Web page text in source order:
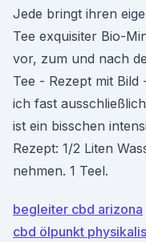
Jede bringt ihren
Tee exquisiter Bio-
vor, zum und nach
Tee - Rezept mit
ich fast
ist ein bisschen
Rezept: 1/2 Liten
nehmen. 1 Teel.
begleiter cbd arizona
cbd ölpunkt